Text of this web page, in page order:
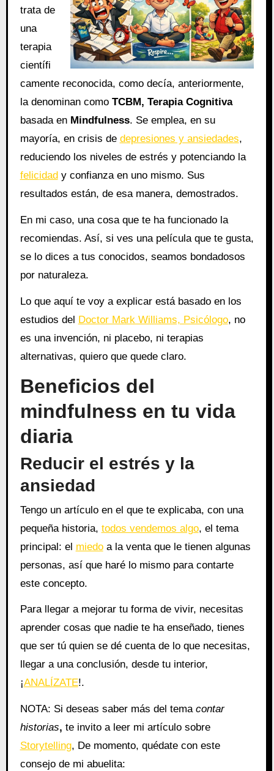
trata de
una
terapia
científi
camente reconocida, como decía, anteriormente,
la denominan como TCBM, Terapia Cognitiva
basada en Mindfulness. Se emplea, en su
mayoría, en crisis de depresiones y ansiedades,
reduciendo los niveles de estrés y potenciando la
felicidad y confianza en uno mismo. Sus
resultados están, de esa manera, demostrados.
En mi caso, una cosa que te ha funcionado la
recomiendas. Así, si ves una película que te gusta,
se lo dices a tus conocidos, seamos bondadosos
por naturaleza.
Lo que aquí te voy a explicar está basado en los
estudios del Doctor Mark Williams, Psicólogo, no
es una invención, ni placebo, ni terapias
alternativas, quiero que quede claro.
Beneficios del
mindfulness en tu vida
diaria
Reducir el estrés y la
ansiedad
Tengo un artículo en el que te explicaba, con una
pequeña historia, todos vendemos algo, el tema
principal: el miedoa la venta que le tienen algunas
personas, así que haré lo mismo para contarte
este concepto.
Para llegar a mejorar tu forma de vivir, necesitas
aprender cosas que nadie te ha enseñado, tienes
que ser tú quien se dé cuenta de lo que necesitas,
llegar a una conclusión, desde tu interior,
¡ANALÍZATE!.
NOTA: Si deseas saber más del tema contar
historias, te invito a leer mi artículo sobre
Storytelling, De momento, quédate con este
consejo de mi abuelita: